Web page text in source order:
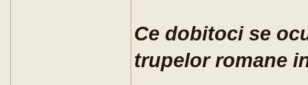
Ce dobitoci se
trupelor romane